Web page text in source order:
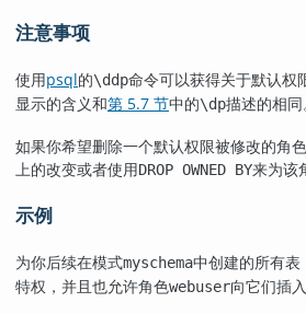
注意事项
使用psql的\ddp命令可以获得关于默认权
显示的含义和第 5.7 节中的\dp描述的相同
如果你希望删除一个默认权限被修改的角
上的改变或者使用DROP OWNED BY来为该
示例
为你后续在模式myschema中创建的所有表
特权，并且也允许角色webuser向它们插